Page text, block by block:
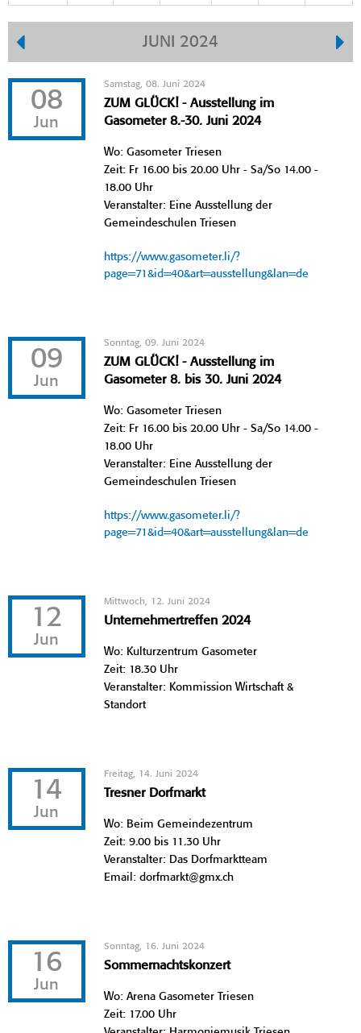
JUNI 2024
08
Jun
Samstag, 08. Juni 2024
ZUM GLÜCK! - Ausstellung im
Gasometer 8.-30. Juni 2024
Wo: Gasometer Triesen
Zeit: Fr 16.00 bis 20.00 Uhr - Sa/So 14.00 -
18.00 Uhr
Veranstalter: Eine Ausstellung der
Gemeindeschulen Triesen
https://www.gasometer.li/?
page=71&id=40&art=ausstellung&lan=de
09
Jun
Sonntag, 09. Juni 2024
ZUM GLÜCK! - Ausstellung im
Gasometer 8. bis 30. Juni 2024
Wo: Gasometer Triesen
Zeit: Fr 16.00 bis 20.00 Uhr - Sa/So 14.00 -
18.00 Uhr
Veranstalter: Eine Ausstellung der
Gemeindeschulen Triesen
https://www.gasometer.li/?
page=71&id=40&art=ausstellung&lan=de
12
Jun
Mittwoch, 12. Juni 2024
Unternehmertreffen 2024
Wo: Kulturzentrum Gasometer
Zeit: 18.30 Uhr
Veranstalter: Kommission Wirtschaft &
Standort
14
Jun
Freitag, 14. Juni 2024
Tresner Dorfmarkt
Wo: Beim Gemeindezentrum
Zeit: 9.00 bis 11.30 Uhr
Veranstalter: Das Dorfmarktteam
Email: dorfmarkt@gmx.ch
16
Jun
Sonntag, 16. Juni 2024
Sommernachtskonzert
Wo: Arena Gasometer Triesen
Zeit: 17.00 Uhr